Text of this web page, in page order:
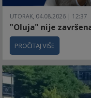
UTORAK, 04.08.2026 | 12:37
"Oluja" nije
PROČITAJ VIŠE